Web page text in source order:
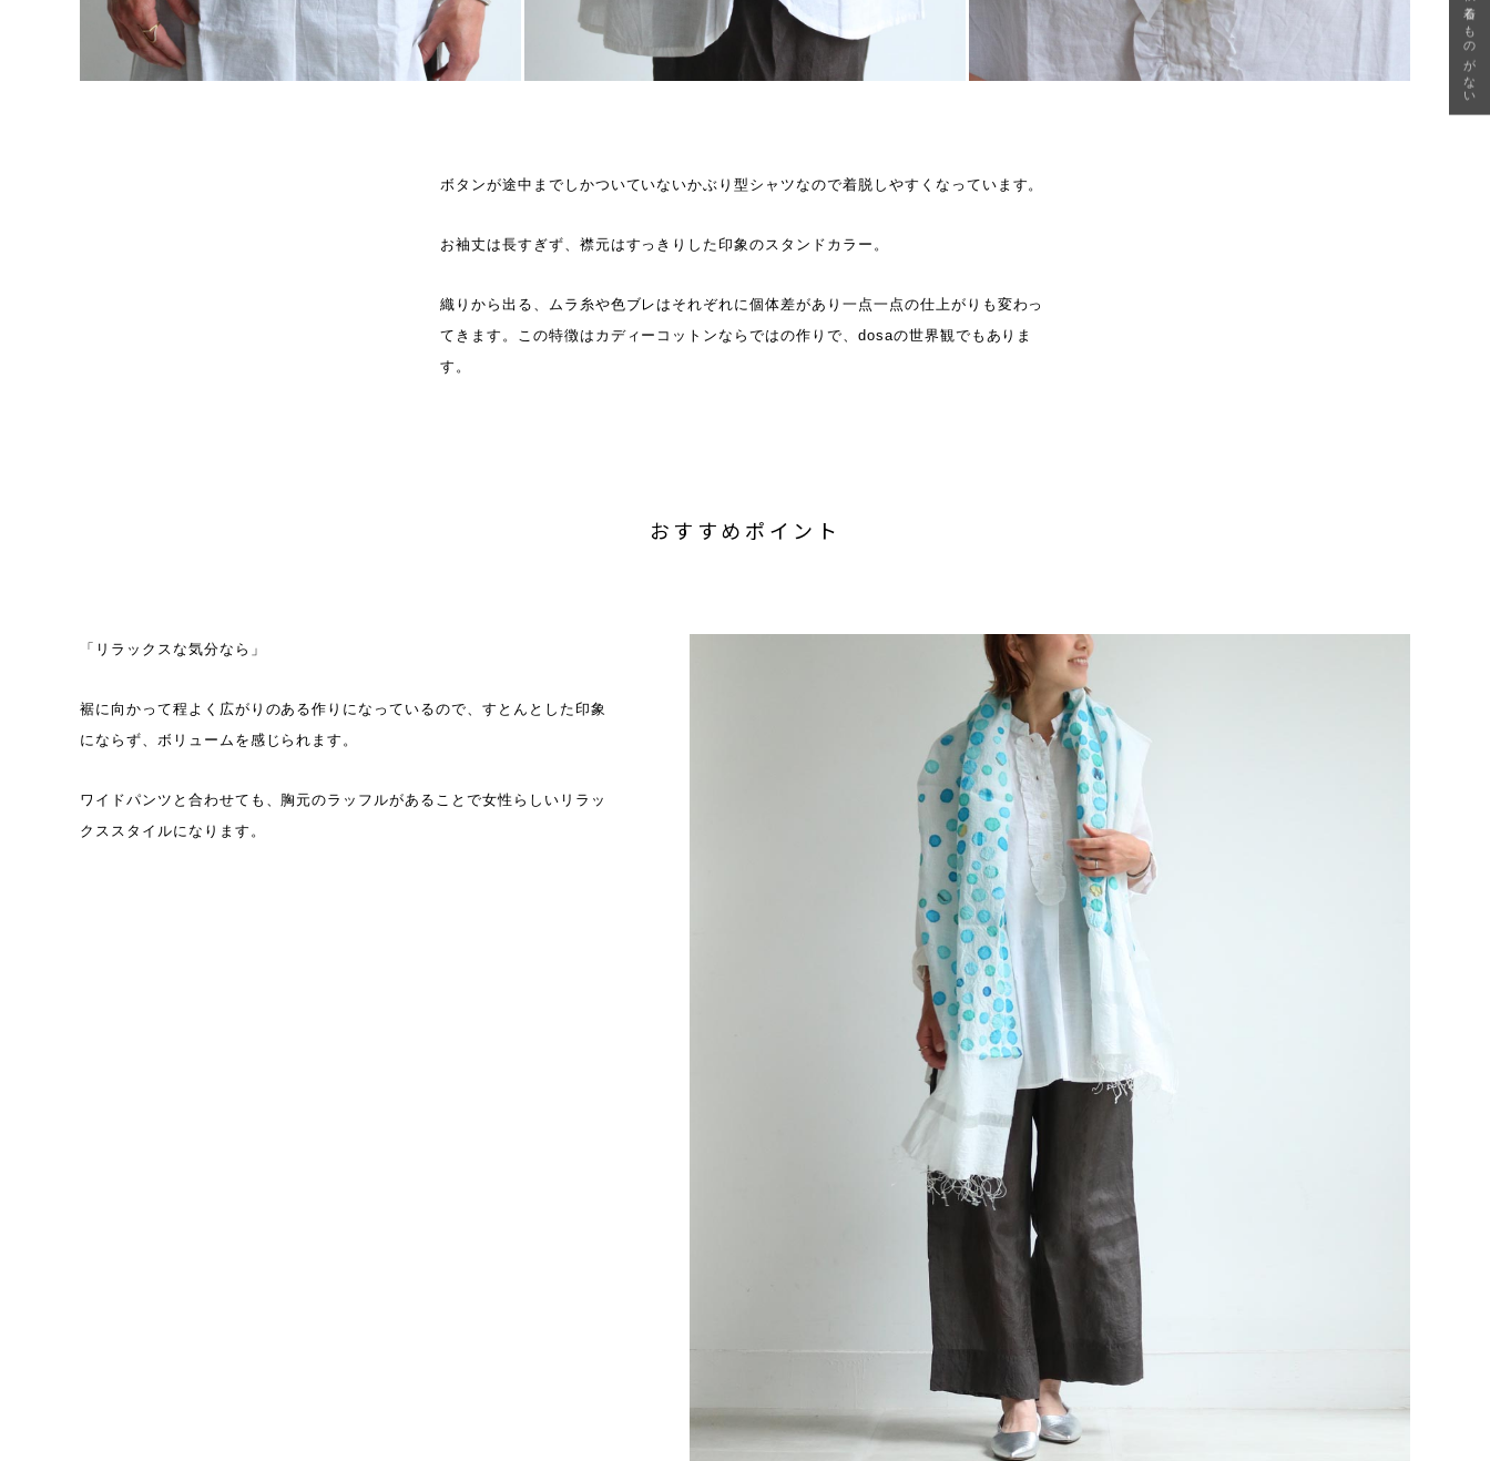
ボタンが途中までしかついていないかぶり型シャツなので着脱しやすくなっています。
お袖丈は長すぎず、襟元はすっきりした印象のスタンドカラー。
織りから出る、ムラ糸や色ブレはそれぞれに個体差があり一点一点の仕上がりも変わっ
てきます。この特徴はカディーコットンならではの作りで、dosaの世界観でもありま
す。
おすすめポイント
「リラックスな気分なら」
裾に向かって程よく広がりのある作りになっているので、すとんとした印象
にならず、ボリュームを感じられます。
ワイドパンツと合わせても、胸元のラッフルがあることで女性らしいリラッ
クススタイルになります。
急に秋、着るものがない